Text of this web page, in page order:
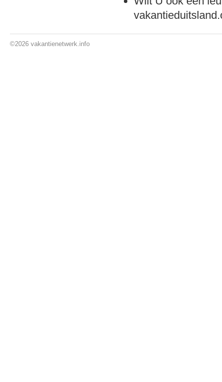
©2026 vakantienetwerk.info